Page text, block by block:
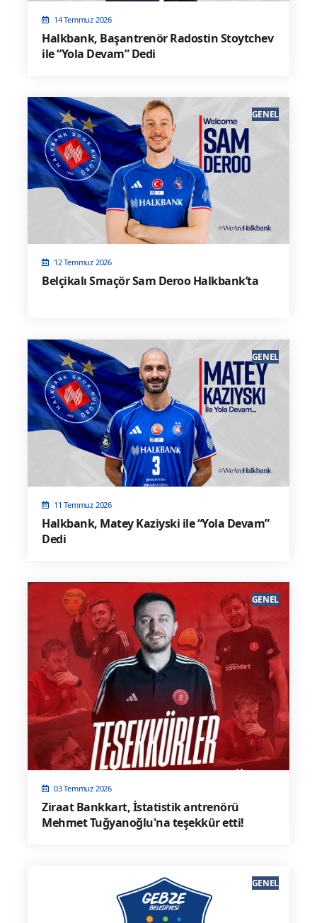
14 Temmuz 2026
Halkbank, Başantrenör Radostin Stoytchev
ile “Yola Devam” Dedi
12 Temmuz 2026
Belçikalı Smaçör Sam Deroo Halkbank’ta
GENEL
11 Temmuz 2026
Halkbank, Matey Kaziyski ile “Yola Devam”
Dedi
GENEL
03 Temmuz 2026
Ziraat Bankkart, İstatistik antrenörü
Mehmet Tuğyanoğlu'na teşekkür etti!
GENEL
GENEL